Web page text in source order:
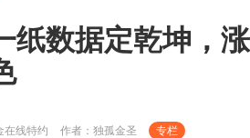
纸数据定乾坤，
在线特约 作者：独孤金圣 专栏